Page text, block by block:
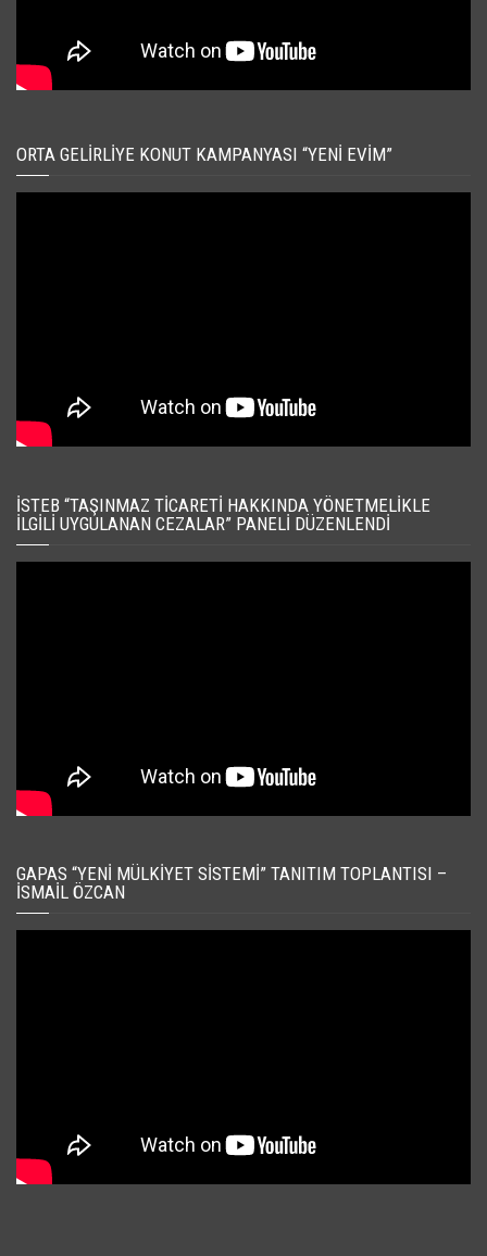
ORTA GELIRLIYE KONUT KAMPANYASI “YENI EVIM”
İSTEB “TAŞINMAZ TICARETI HAKKINDA YÖNETMELIKLE
İLGILI UYGULANAN CEZALAR” PANELI DÜZENLENDI
GAPAS “YENI MÜLKIYET SISTEMI” TANITIM TOPLANTISI –
İSMAIL ÖZCAN